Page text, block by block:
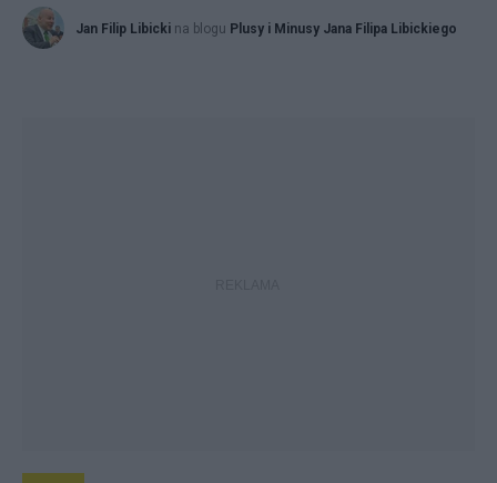
Jan Filip Libicki na blogu Plusy i Minusy Jana Filipa Libickiego